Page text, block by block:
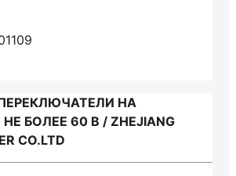
НА
БОЛЕЕ 60 В / ZHEJIANG
CO.LTD